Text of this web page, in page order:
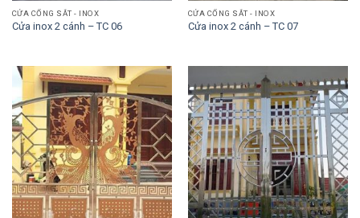
CỬA CỔNG SẮT - INOX
Cửa inox 2 cánh – TC 06
CỬA CỔNG SẮT - INOX
Cửa inox 2 cánh – TC 07